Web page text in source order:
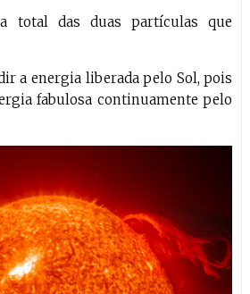
total das duas partículas que
a energia liberada pelo Sol, pois
fabulosa continuamente pelo